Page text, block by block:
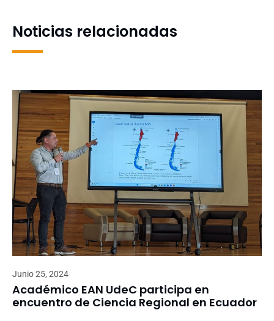
Noticias relacionadas
Junio 25, 2024
Académico EAN UdeC participa en
encuentro de Ciencia Regional en Ecuador